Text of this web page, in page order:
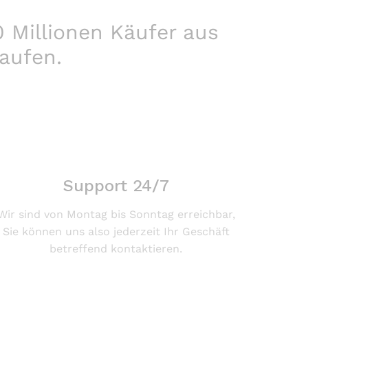
Millionen Käufer aus
Support 24/7
sind von Montag bis Sonntag erreichbar,
Sie können uns also jederzeit Ihr Geschäft
betreffend kontaktieren.